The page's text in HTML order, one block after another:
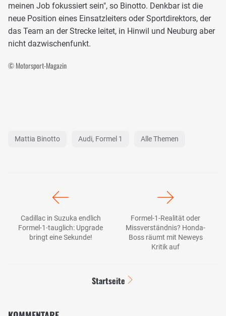
meinen Job fokussiert sein", so Binotto. Denkbar ist die
neue Position eines Einsatzleiters oder Sportdirektors, der
das Team an der Strecke leitet, in Hinwil und Neuburg aber
nicht dazwischenfunkt.
© Motorsport-Magazin
Mattia Binotto Audi, Formel 1 Alle Themen
Cadillac in Suzuka endlich
Formel-1-tauglich: Upgrade
bringt eine Sekunde!
Formel-1-Realität oder
Missverständnis? Honda-
Boss räumt mit Neweys
Kritik auf
Startseite